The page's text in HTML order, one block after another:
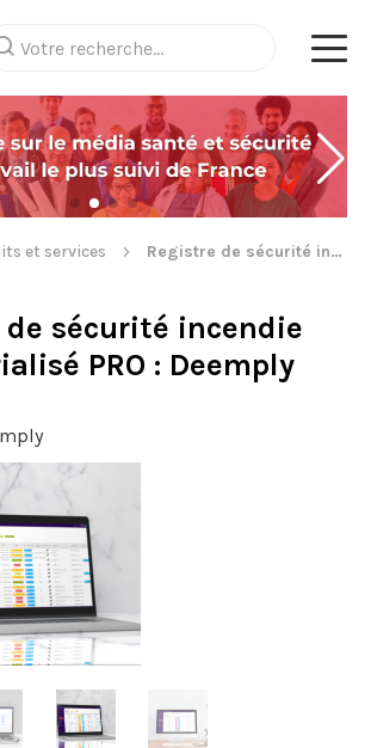
et services Registre de sécurité incendie dématérialisé PRO
de sécurité incendie
PRO : Deemply